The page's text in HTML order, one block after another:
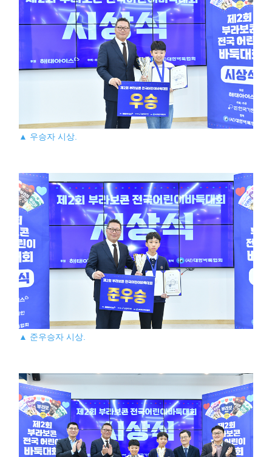
▲ 우승자 시상.
▲ 준우승자 시상.